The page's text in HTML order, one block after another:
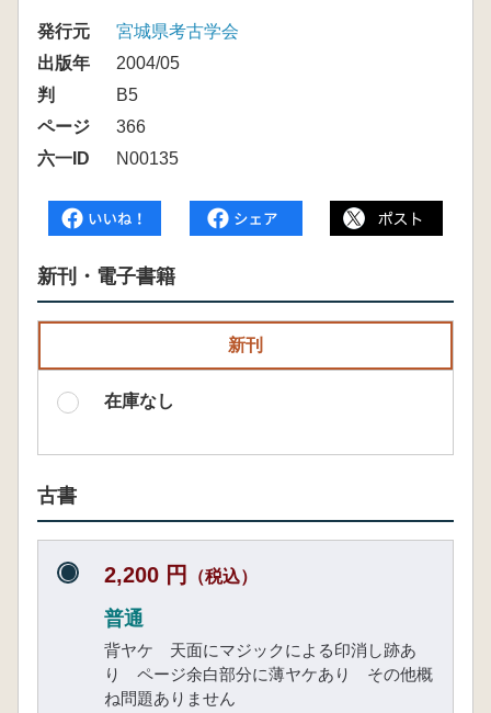
発行元
宮城県考古学会
出版年
2004/05
判
B5
ページ
366
六一ID
N00135
新刊・電子書籍
新刊
在庫なし
古書
2,200 円 （税込）
普通
背ヤケ 天面にマジックによる印消し跡あ
り ページ余白部分に薄ヤケあり その他概
ね問題ありません